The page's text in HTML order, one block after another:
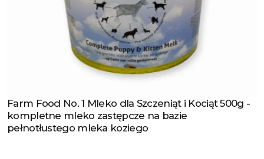
Zobacz produkt
Farm Food No. 1 Mleko dla Szczeniąt i Kociąt 500g -
kompletne mleko zastępcze na bazie
pełnotłustego mleka koziego